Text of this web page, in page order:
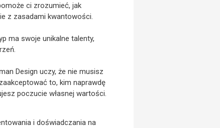
ci zrozumieć, jak
z zasadami kwantowości.
ma swoje unikalne talenty,
Design uczy, że nie musisz
to, kim naprawdę
poczucie własnej wartości.
i doświadczania na